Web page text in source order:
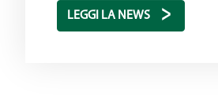
LEGGI LA NEWS